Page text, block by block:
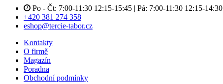
Po - Čt: 7:00-11:30 12:15-15:45 | Pá: 7:00-11:30 12:15-14:30
+420 381 274 358
eshop@tercie-tabor.cz
Kontakty
O firmě
Magazín
Poradna
Obchodní podmínky